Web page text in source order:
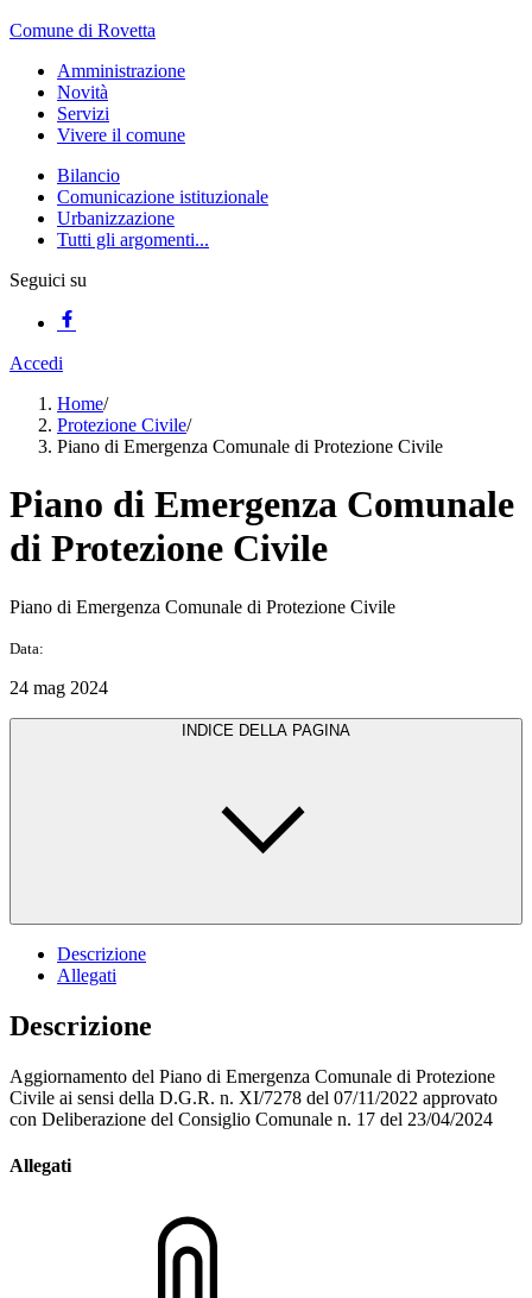
Comune di Rovetta
Amministrazione
Novità
Servizi
Vivere il comune
Bilancio
Comunicazione istituzionale
Urbanizzazione
Tutti gli argomenti...
Seguici su
Accedi
Home/
Protezione Civile/
Piano di Emergenza Comunale di Protezione Civile
Piano di Emergenza Comunale
di Protezione Civile
Piano di Emergenza Comunale di Protezione Civile
Data:
24 mag 2024
INDICE DELLA PAGINA
Descrizione
Allegati
Descrizione
Aggiornamento del Piano di Emergenza Comunale di Protezione
Civile ai sensi della D.G.R. n. XI/7278 del 07/11/2022 approvato
con Deliberazione del Consiglio Comunale n. 17 del 23/04/2024
Allegati